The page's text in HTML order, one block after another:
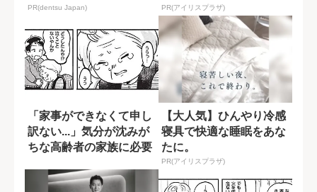
PR(dentsu Japan) PR(アイリスプラザ)
「家事ができなくて申し
訳ない...」気分が沈みが
ちな高齢者の家族に必要
【大人気】ひんやり冷感
寝具で快適な睡眠をあな
たに。
PR(アイリスプラザ)